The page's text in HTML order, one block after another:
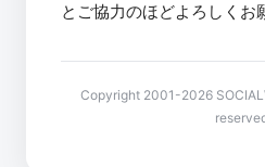
とご協力のほどよろしくお
Copyright 2001-2026